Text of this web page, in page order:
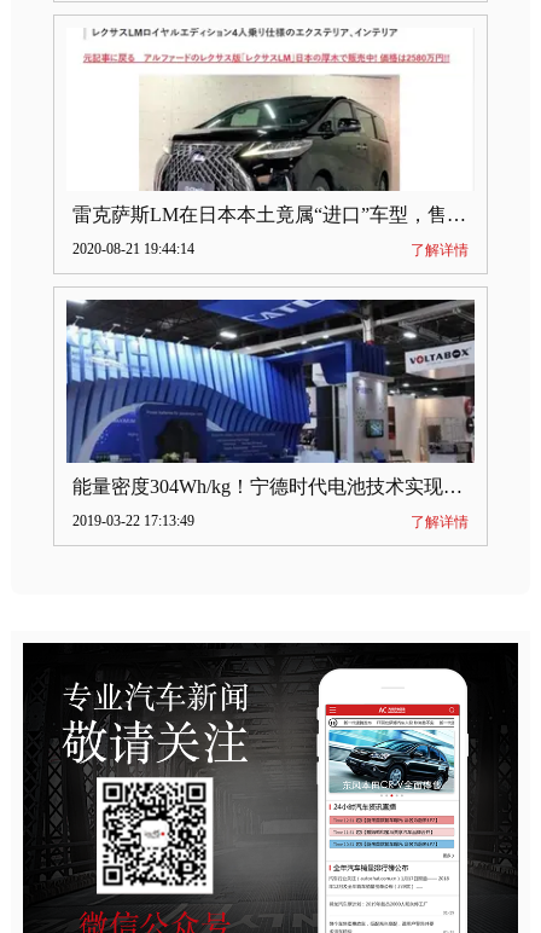
雷克萨斯LM在日本本土竟属“进口”车型，售价2580万日元
2020-08-21 19:44:14 了解详情
能量密度304Wh/kg！宁德时代电池技术实现突破
2019-03-22 17:13:49 了解详情